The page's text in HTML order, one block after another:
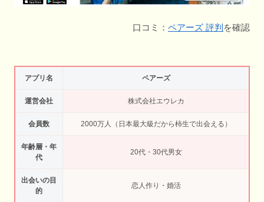
口コミ： ペアーズ 評判 を確認
アプリ名 ペアーズ
運営会社 株式会社エウレカ
会員数 2000万人（日本最大級だから柿生で出会える）
年齢層・年
代
20代・30代男女
出会いの目
的
恋人作り・婚活